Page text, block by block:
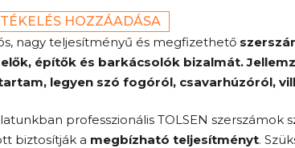
HOZZÁADÁSA
nagy teljesítményű és megfizethető
építők és barkácsolók bizalmát.
, legyen szó fogóról, csavarhúzóról,
professzionális TOLSEN
biztosítják a megbízható teljesítményt.